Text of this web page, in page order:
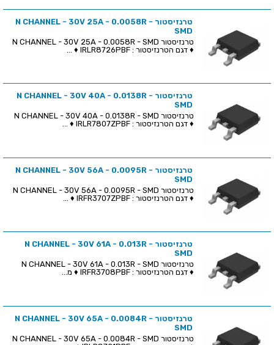
טרנזיסטור N CHANNEL - 30V 25A - 0.0058R -
SMD
♦ דגם הטרנזיסטור : IRLR8726PBF ♦ ...
טרנזיסטור N CHANNEL - 30V 40A - 0.0138R -
SMD
♦ דגם הטרנזיסטור : IRLR7807ZPBF ♦ ...
טרנזיסטור N CHANNEL - 30V 56A - 0.0095R -
SMD
♦ דגם הטרנזיסטור : IRFR3707ZPBF ♦ ...
טרנזיסטור N CHANNEL - 30V 61A - 0.013R -
SMD
♦ דגם הטרנזיסטור : IRFR3708PBF ♦ מ...
טרנזיסטור N CHANNEL - 30V 65A - 0.0084R -
SMD